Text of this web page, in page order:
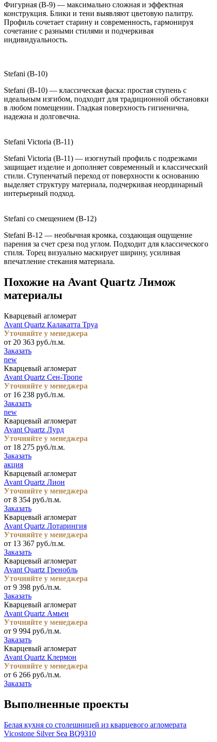
Фигурная (B-9) — максимально сложная и эффектная
конструкция. Блики и тени выявляют цветовую палитру.
Профиль сочетает старину и современность, гармонируя
сочетание с разными стилями и подчеркивая
индивидуальность.
Stefani (B-10)
Stefani (B-10) — классическая фаска: простая ступень с
идеальным изгибом, подходит для традиционной обстановки
в любом помещении. Гладкая поверхность гигиенична,
надежна и долговечна.
Stefani Victoria (B-11)
Stefani Victoria (B-11) — изогнутый профиль с подрезками
защищает изделие и дополняет современный и классический
стили. Ступенчатый переход от поверхности к основанию
выделяет структуру материала, подчеркивая неординарный
интерьерный подход.
Stefani со смещением (B-12)
Stefani B-12 — необычная кромка, создающая ощущение
парения за счет среза под углом. Подходит для классического
стиля. Торец визуально маскирует ширину, усиливая
впечатление стекания материала.
Похожие на Avant Quartz Лимож
материалы
Кварцевый агломерат
Avant Quartz Калакатта Труа
Уточняйте у менеджера
от 20 363 руб./п.м.
Заказать
new
Кварцевый агломерат
Avant Quartz Сен-Тропе
Уточняйте у менеджера
от 16 238 руб./п.м.
Заказать
new
Кварцевый агломерат
Avant Quartz Лурд
Уточняйте у менеджера
от 18 275 руб./п.м.
Заказать
акция
Кварцевый агломерат
Avant Quartz Лион
Уточняйте у менеджера
от 8 354 руб./п.м.
Заказать
Кварцевый агломерат
Avant Quartz Лотарингия
Уточняйте у менеджера
от 13 367 руб./п.м.
Заказать
Кварцевый агломерат
Avant Quartz Гренобль
Уточняйте у менеджера
от 9 398 руб./п.м.
Заказать
Кварцевый агломерат
Avant Quartz Амьен
Уточняйте у менеджера
от 9 994 руб./п.м.
Заказать
Кварцевый агломерат
Avant Quartz Клермон
Уточняйте у менеджера
от 6 266 руб./п.м.
Заказать
Выполненные проекты
Белая кухня со столешницей из кварцевого агломерата
Vicostone Silver Sea BQ9310